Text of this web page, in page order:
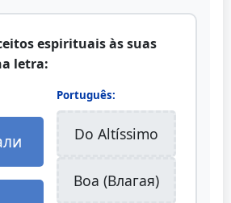
espirituais às suas
letra:
Português:
Do Altíssimo
Boa (Bлагая)